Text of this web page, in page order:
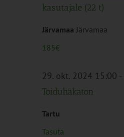
kasutajale (22 t)
Järvamaa Järvamaa
185€
29. okt. 2024 15:00 -
Toiduhäkaton
Tartu
Tasuta